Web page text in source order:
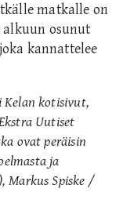
matkalle on
osunut
kannattelee
Kelan kotisivut,
Uutiset
ovat peräisin
ja
), Markus Spiske /